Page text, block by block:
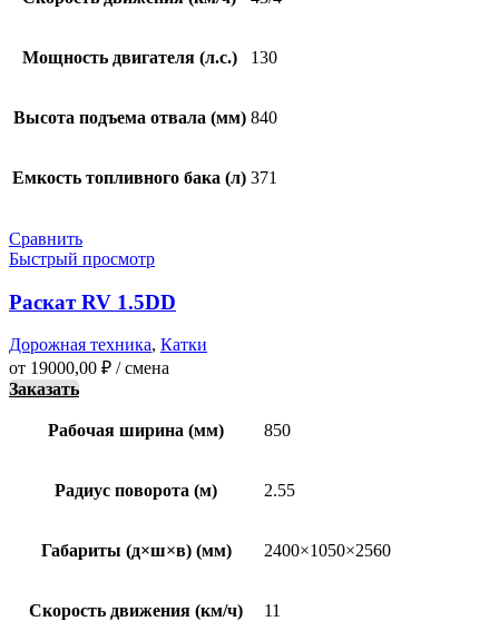
Мощность двигателя (л.с.) 130
Высота подъема отвала (мм) 840
Емкость топливного бака (л) 371
Сравнить
Быстрый просмотр
Раскат RV 1.5DD
Дорожная техника, Катки
от 19000,00 ₽ / смена
Заказать
Рабочая ширина (мм) 850
Радиус поворота (м) 2.55
Габариты (д×ш×в) (мм) 2400×1050×2560
Скорость движения (км/ч) 11